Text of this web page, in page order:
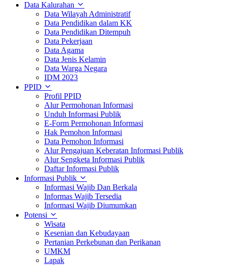
Data Kalurahan
Data Wilayah Administratif
Data Pendidikan dalam KK
Data Pendidikan Ditempuh
Data Pekerjaan
Data Agama
Data Jenis Kelamin
Data Warga Negara
IDM 2023
PPID
Profil PPID
Alur Permohonan Informasi
Unduh Informasi Publik
E-Form Permohonan Informasi
Hak Pemohon Informasi
Data Pemohon Informasi
Alur Pengajuan Keberatan Informasi Publik
Alur Sengketa Informasi Publik
Daftar Informasi Publik
Informasi Publik
Informasi Wajib Dan Berkala
Informas Wajib Tersedia
Informasi Wajib Diumumkan
Potensi
Wisata
Kesenian dan Kebudayaan
Pertanian Perkebunan dan Perikanan
UMKM
Lapak